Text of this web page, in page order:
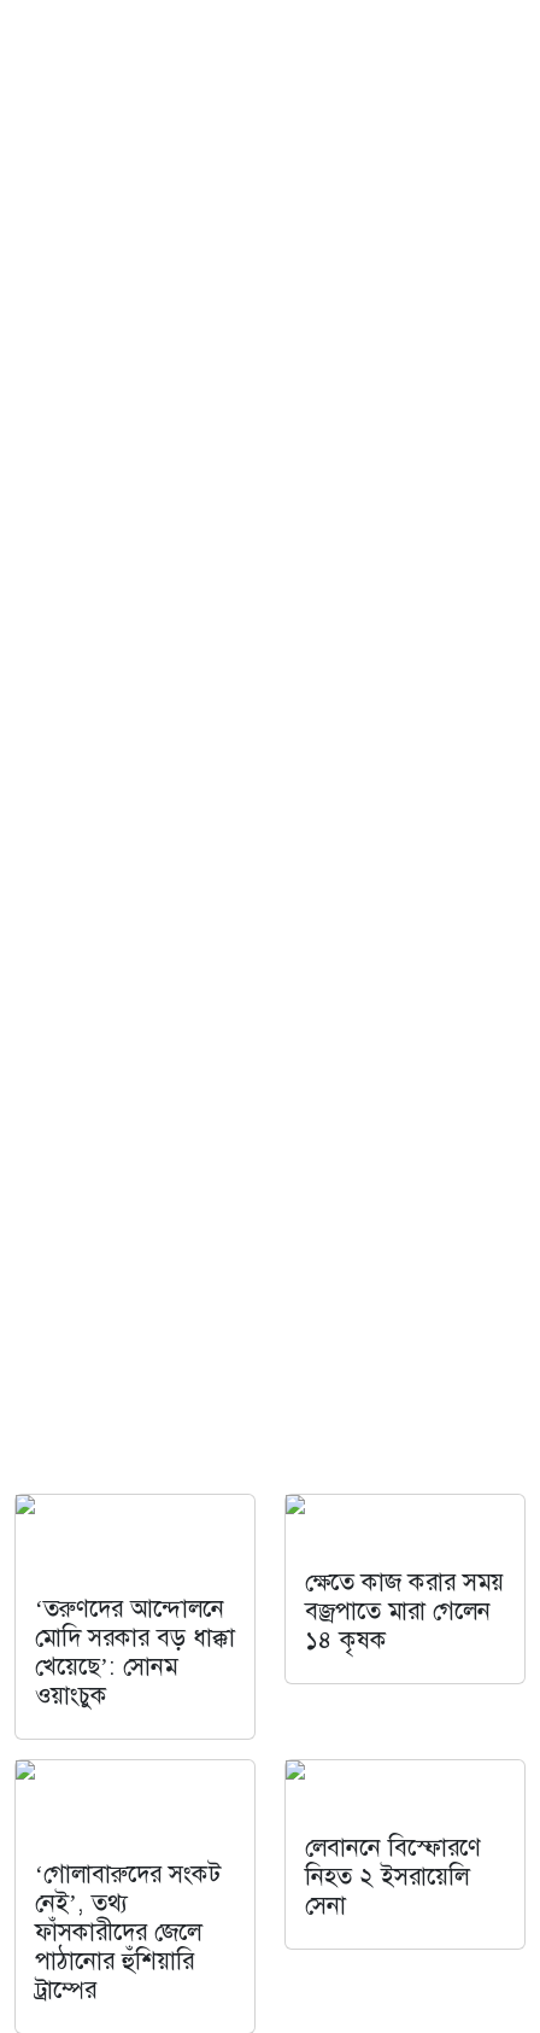
‘তরুণদের আন্দোলনে
মোদি সরকার বড় ধাক্কা
খেয়েছে’: সোনম
ওয়াংচুক
ক্ষেতে কাজ করার সময়
বজ্রপাতে মারা গেলেন
১৪ কৃষক
‘গোলাবারুদের সংকট
নেই’, তথ্য
ফাঁসকারীদের জেলে
পাঠানোর হুঁশিয়ারি
ট্রাম্পের
লেবাননে বিস্ফোরণে
নিহত ২ ইসরায়েলি
সেনা